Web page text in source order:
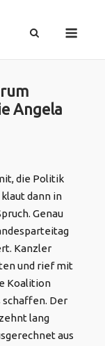
Angela
die Politik
dann in
. Genau
. Kanzler
und rief mit
Koalition
schaffen. Der
lang
aus